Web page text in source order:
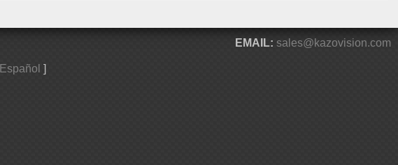
EMAIL: sales@kazovision.com
Español ]